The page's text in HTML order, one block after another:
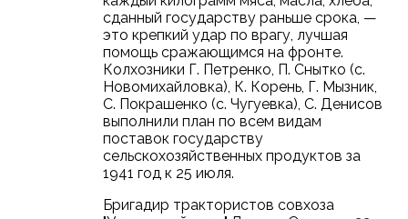
сданный государству раньше срока, —
это крепкий удар по врагу, лучшая
помощь сражающимся на фронте.
Колхозники Г. Петренко, П. Снытко (с.
Новомихайловка), К. Корень, Г. Мызник,
С. Покрашенко (с. Чугуевка), С. Денисов
выполнили план по всем видам
поставок государству
сельскохозяйственных продуктов за
1941 год к 25 июля.
Бригадир трактористов совхоза